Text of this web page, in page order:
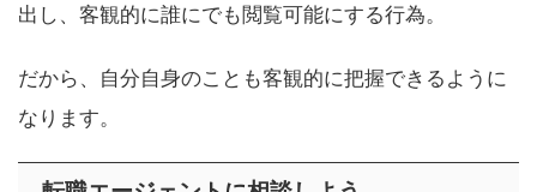
出し、客観的に誰にでも閲覧可能にする行為。
だから、自分自身のことも客観的に把握できるように
なります。